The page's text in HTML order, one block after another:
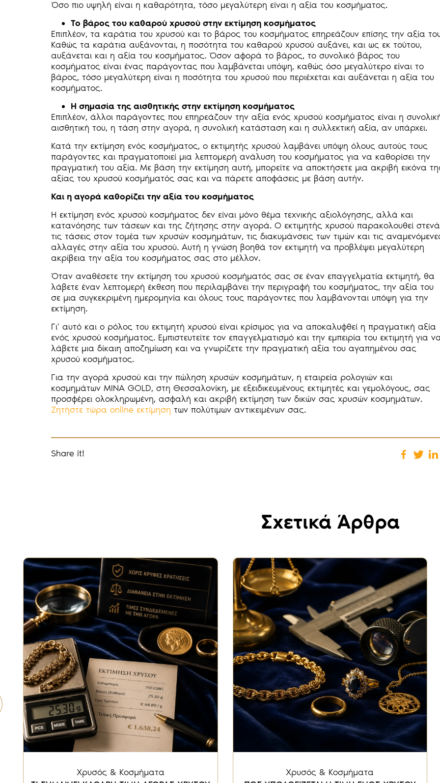
Όσο πιο υψηλή είναι η καθαρότητα, τόσο μεγαλύτερη είναι η αξία του κοσμήματος.
Το βάρος του καθαρού χρυσού στην εκτίμηση κοσμήματος
Επιπλέον, τα καράτια του χρυσού και το βάρος του κοσμήματος επηρεάζουν επίσης την αξία
Καθώς τα καράτια αυξάνονται, η ποσότητα του καθαρού χρυσού αυξάνει, και ως εκ τούτου,
αυξάνεται και η αξία του κοσμήματος. Όσον αφορά το βάρος, το συνολικό βάρος του
κοσμήματος είναι ένας παράγοντας που λαμβάνεται υπόψη, καθώς όσο μεγαλύτερο είναι το
βάρος, τόσο μεγαλύτερη είναι η ποσότητα του χρυσού που περιέχεται και αυξάνεται η αξία του
κοσμήματος.
Η σημασία της αισθητικής στην εκτίμηση κοσμήματος
Επιπλέον, άλλοι παράγοντες που επηρεάζουν την αξία ενός χρυσού κοσμήματος είναι η
αισθητική του, η τάση στην αγορά, η συνολική κατάσταση και η συλλεκτική αξία, αν υπάρχει.
Κατά την εκτίμηση ενός κοσμήματος, ο εκτιμητής χρυσού λαμβάνει υπόψη όλους αυτούς τους
παράγοντες και πραγματοποιεί μια λεπτομερή ανάλυση του κοσμήματος για να καθορίσει την
πραγματική του αξία. Με βάση την εκτίμηση αυτή, μπορείτε να αποκτήσετε μια ακριβή εικόνα
αξίας του χρυσού κοσμήματός σας και να πάρετε αποφάσεις με βάση αυτήν.
Και η αγορά καθορίζει την αξία του κοσμήματος
Η εκτίμηση ενός χρυσού κοσμήματος δεν είναι μόνο θέμα τεχνικής αξιολόγησης, αλλά και
κατανόησης των τάσεων και της ζήτησης στην αγορά. Ο εκτιμητής χρυσού παρακολουθεί στενά
τις τάσεις στον τομέα των χρυσών κοσμημάτων, τις διακυμάνσεις των τιμών και τις
αλλαγές στην αξία του χρυσού. Αυτή η γνώση βοηθά τον εκτιμητή να προβλέψει μεγαλύτερη
ακρίβεια την αξία του κοσμήματος σας στο μέλλον.
Όταν αναθέσετε την εκτίμηση του χρυσού κοσμήματός σας σε έναν επαγγελματία εκτιμητή, θα
λάβετε έναν λεπτομερή έκθεση που περιλαμβάνει την περιγραφή του κοσμήματος, την αξία του
σε μια συγκεκριμένη ημερομηνία και όλους τους παράγοντες που λαμβάνονται υπόψη για την
εκτίμηση.
Γι’ αυτό και ο ρόλος του εκτιμητή χρυσού είναι κρίσιμος για να αποκαλυφθεί η πραγματική αξία
ενός χρυσού κοσμήματος. Εμπιστευτείτε τον επαγγελματισμό και την εμπειρία του εκτιμητή για
λάβετε μια δίκαιη αποζημίωση και να γνωρίζετε την πραγματική αξία του αγαπημένου σας
χρυσού κοσμήματος.
Για την αγορά χρυσού και την πώληση χρυσών κοσμημάτων, η εταιρεία ρολογιών και
κοσμημάτων MINA GOLD, στη Θεσσαλονίκη, με εξειδικευμένους εκτιμητές και γεμολόγους, σας
προσφέρει ολοκληρωμένη, ασφαλή και ακριβή εκτίμηση των δικών σας χρυσών κοσμημάτων.
Ζητήστε τώρα online εκτίμηση των πολύτιμων αντικειμένων σας.
Share it!
Σχετικά Άρθρα
Χρυσός & Κοσμήματα
Χρυσός & Κοσμήματα